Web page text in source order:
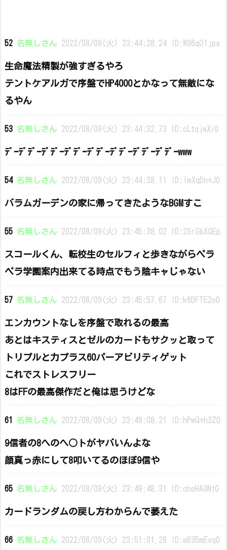
52 名無しさん 2022/08/09(火) 23:44:28.24 ID:W96qO1jpa
生命魔法精製が強すぎるやろ
テントケアルガで序盤でHP4000とかなって無敵にな
るやん
53 名無しさん 2022/08/09(火) 23:44:32.73 ID:cLtqjwXi0
ﾃﾞｰﾃﾞﾃﾞｰﾃﾞﾃﾞｰﾃﾞﾃﾞｰﾃﾞﾃﾞｰﾃﾞﾃﾞｰﾃﾞﾃﾞｰﾃﾞﾃﾞｰwww
54 名無しさん 2022/08/09(火) 23:44:38.11 ID:lmXqDn+J0
バラムガーデンの家に帰ってきたようなBGMすこ
55 名無しさん 2022/08/09(火) 23:45:38.02 ID:2SrGbXQEp
スコールくん、転校生のセルフィと歩きながらペラ
ペラ学園案内出来てる時点でもう陰キャじゃない
57 名無しさん 2022/08/09(火) 23:45:57.67 ID:k6DFTE2o0
エンカウントなしを序盤で取れるの最高
あとはキスティスとゼルのカードもサクッと取って
トリプルと力プラス60パーアビリティゲット
これでストレスフリー
8はFFの最高傑作だと俺は思うけどな
61 名無しさん 2022/08/09(火) 23:49:08.21 ID:hPwQ+h3Z0
9信者の8へのへ○トがヤバいんよな
顔真っ赤にして8叩いてるのほぼ9信や
65 名無しさん 2022/08/09(火) 23:49:48.31 ID:choHA3Nt0
カードランダムの戻し方わからんで萎えた
66 名無しさん 2022/08/09(火) 23:51:01.28 ID:eB35mEvq0